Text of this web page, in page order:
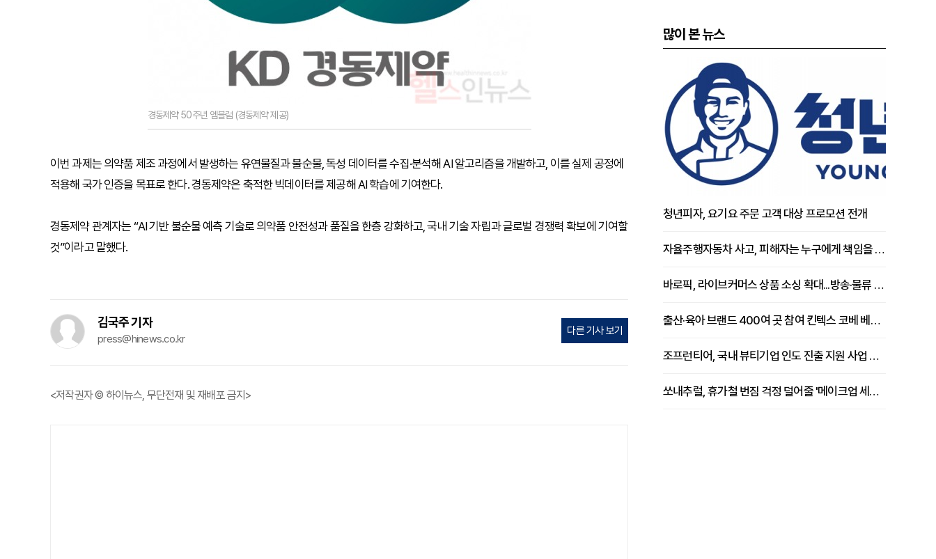
경동제약 50주년 엠블럼 (경동제약 제공)
이번 과제는 의약품 제조 과정에서 발생하는 유연물질과 불순물, 독성 데이터를 수집·분석해 AI 알고리즘을 개발하고, 이를 실제 공정에
적용해 국가 인증을 목표로 한다. 경동제약은 축적한 빅데이터를 제공해 AI 학습에 기여한다.
경동제약 관계자는 “AI 기반 불순물 예측 기술로 의약품 안전성과 품질을 한층 강화하고, 국내 기술 자립과 글로벌 경쟁력 확보에 기여할
것”이라고 말했다.
김국주 기자
press@hinews.co.kr
다른 기사 보기
<저작권자 © 하이뉴스, 무단전재 및 재배포 금지>
많이 본 뉴스
청년피자, 요기요 주문 고객 대상 프로모션 전개
자율주행자동차 사고, 피해자는 누구에게 책임을 물을 수 있을까
바로픽, 라이브커머스 상품 소싱 확대...방송·물류 원스톱 지원 강화
출산·육아 브랜드 400여 곳 참여 킨텍스 코베 베이비페어 개막
조프런티어, 국내 뷰티기업 인도 진출 지원 사업 추진
쏘내추럴, 휴가철 번짐 걱정 덜어줄 '메이크업 세팅 멀티 매직 실러' 제안